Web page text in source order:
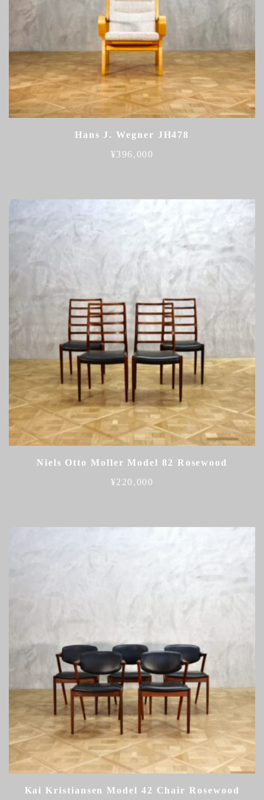
Hans J. Wegner JH478
¥396,000
Niels Otto Moller Model 82 Rosewood
¥220,000
Kai Kristiansen Model 42 Chair Rosewood